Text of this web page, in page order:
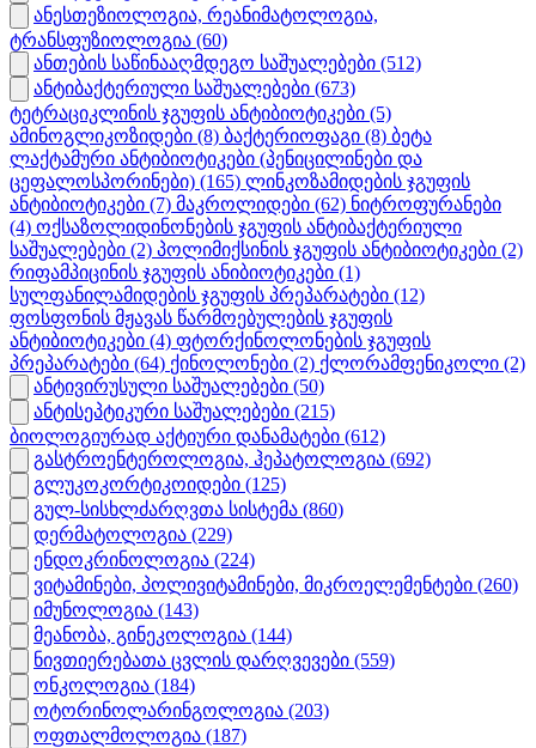
ანესთეზიოლოგია, რეანიმატოლოგია,
ტრანსფუზიოლოგია (60)
ანთების საწინააღმდეგო საშუალებები (512)
ანტიბაქტერიული საშუალებები (673)
ტეტრაციკლინის ჯგუფის ანტიბიოტიკები (5)
ამინოგლიკოზიდები (8) ბაქტერიოფაგი (8) ბეტა
ლაქტამური ანტიბიოტიკები (პენიცილინები და
ცეფალოსპორინები) (165) ლინკოზამიდების ჯგუფის
ანტიბიოტიკები (7) მაკროლიდები (62) ნიტროფურანები
(4) ოქსაზოლიდინონების ჯგუფის ანტიბაქტერიული
საშუალებები (2) პოლიმიქსინის ჯგუფის ანტიბიოტიკები (2)
რიფამპიცინის ჯგუფის ანიბიოტიკები (1)
სულფანილამიდების ჯგუფის პრეპარატები (12)
ფოსფონის მჟავას წარმოებულების ჯგუფის
ანტიბიოტიკები (4) ფტორქინოლონების ჯგუფის
პრეპარატები (64) ქინოლონები (2) ქლორამფენიკოლი (2)
ანტივირუსული საშუალებები (50)
ანტისეპტიკური საშუალებები (215)
ბიოლოგიურად აქტიური დანამატები (612)
გასტროენტეროლოგია, ჰეპატოლოგია (692)
გლუკოკორტიკოიდები (125)
გულ-სისხლძარღვთა სისტემა (860)
დერმატოლოგია (229)
ენდოკრინოლოგია (224)
ვიტამინები, პოლივიტამინები, მიკროელემენტები (260)
იმუნოლოგია (143)
მეანობა, გინეკოლოგია (144)
ნივთიერებათა ცვლის დარღვევები (559)
ონკოლოგია (184)
ოტორინოლარინგოლოგია (203)
ოფთალმოლოგია (187)